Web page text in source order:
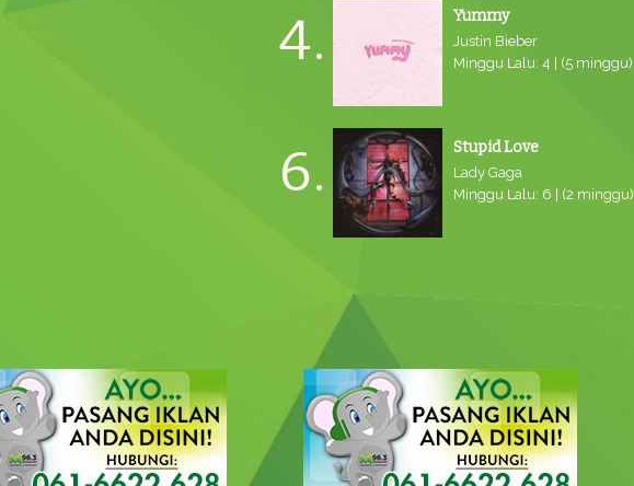
4. Yummy
Justin Bieber
Minggu Lalu: 4 | (5 minggu)
6. Stupid Love
Lady Gaga
Minggu Lalu: 6 | (2 minggu)